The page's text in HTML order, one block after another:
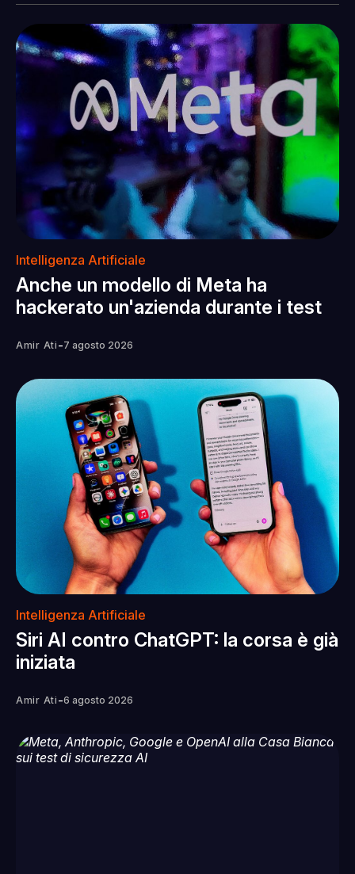
Intelligenza Artificiale
Anche un modello di Meta ha
hackerato un'azienda durante i test
Amir Ati -7 agosto 2026
Intelligenza Artificiale
Siri AI contro ChatGPT: la corsa è già
iniziata
Amir Ati -6 agosto 2026